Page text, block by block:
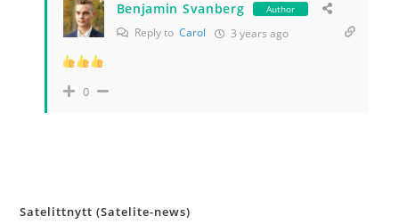
Benjamin Svanberg Author
Reply to Carol 3 years ago
0
Satelittnytt (Satelite-news)